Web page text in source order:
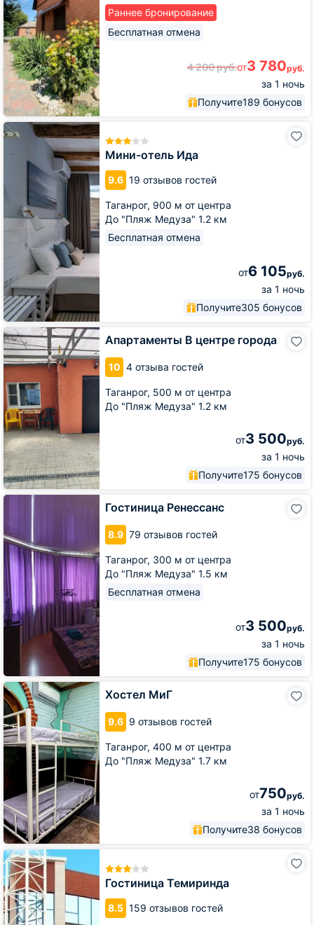
Раннее бронирование
Бесплатная отмена
4 200руб.от3 780руб.
за 1 ночь
Получите189 бонусов
Мини-отель Ида
9.6 19 отзывов гостей
Таганрог, 900 м от центра
До "Пляж Медуза" 1.2 км
Бесплатная отмена
от6 105руб.
за 1 ночь
Получите305 бонусов
Мини-
отель
Ида
Апартаменты В центре города
10 4 отзыва гостей
Таганрог, 500 м от центра
До "Пляж Медуза" 1.2 км
от3 500руб.
за 1 ночь
Получите175 бонусов
Апартаменты
В
центре
города
Гостиница Ренессанс
8.9 79 отзывов гостей
Таганрог, 300 м от центра
До "Пляж Медуза" 1.5 км
Бесплатная отмена
от3 500руб.
за 1 ночь
Получите175 бонусов
Гостиница
Хостел МиГ
9.6 9 отзывов гостей
Таганрог, 400 м от центра
До "Пляж Медуза" 1.7 км
от750руб.
за 1 ночь
Получите38 бонусов
Хостел
МиГ
Гостиница Темиринда
8.5 159 отзывов гостей
Гостиница
Темиринда